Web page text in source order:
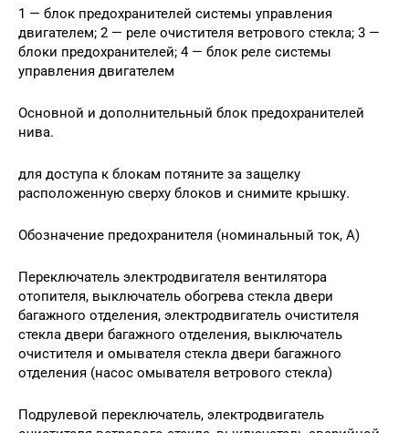
1 — блок предохранителей системы управления
двигателем; 2 — реле очистителя ветро­вого стекла; 3 —
блоки предохранителей; 4 — блок реле системы
управления двига­телем
Основной и дополнительный блок предохранителей
нива.
для доступа к блокам потяните за защелку
расположенную сверху блоков и снимите крышку.
Обозначение предохранителя (номинальный ток, А)
Переключатель электродвигателя вентилятора
отопителя, выключатель обогрева стекла двери
багажного отделения, электродвигатель очистителя
стекла двери багажного отделения, выключатель
очистителя и омывателя стекла двери багажного
отделения (насос омывателя ветрового стекла)
Подрулевой переключатель, электродвигатель